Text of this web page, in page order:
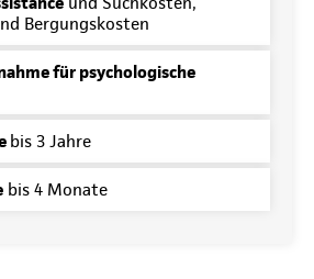
Bergungskosten
für psychologische
bis 3 Jahre
bis 4 Monate